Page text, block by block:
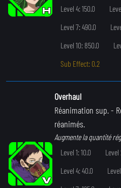
Level 4: 150.0
Level 7: 490.0
Level 10: 850.0
Sub Effect: 0.2
Overhaul
Réanimation sup.-
réanimés.
Augmente la quantité
Level 1: 10.0
Level
Level 4: 40.0